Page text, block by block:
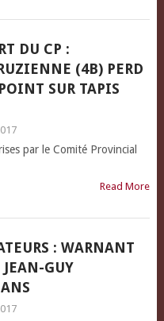
DU CP :
(4B) PERD
SUR TAPIS
par le Comité Provincial
Read More
: WARNANT
JEAN-GUY